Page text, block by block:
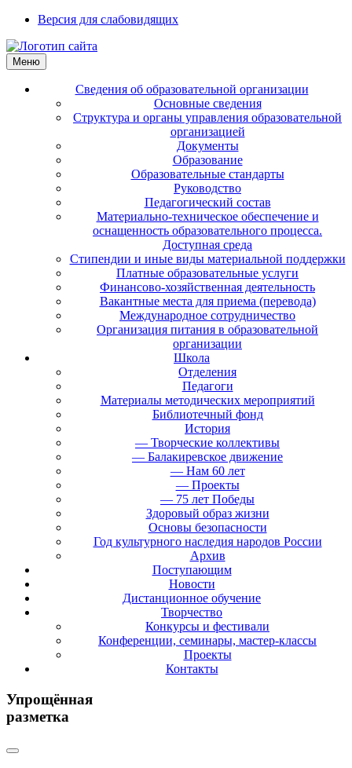
Версия для слабовидящих
Меню
Сведения об образовательной организации
Основные сведения
Структура и органы управления образовательной
организацией
Документы
Образование
Образовательные стандарты
Руководство
Педагогический состав
Материально-техническое обеспечение и
оснащенность образовательного процесса.
Доступная среда
Стипендии и иные виды материальной поддержки
Платные образовательные услуги
Финансово-хозяйственная деятельность
Вакантные места для приема (перевода)
Международное сотрудничество
Организация питания в образовательной
организации
Школа
Отделения
Педагоги
Материалы методических мероприятий
Библиотечный фонд
История
— Творческие коллективы
— Балакиревское движение
— Нам 60 лет
— Проекты
— 75 лет Победы
Здоровый образ жизни
Основы безопасности
Год культурного наследия народов России
Архив
Поступающим
Новости
Дистанционное обучение
Творчество
Конкурсы и фестивали
Конференции, семинары, мастер-классы
Проекты
Контакты
Упрощённая
разметка